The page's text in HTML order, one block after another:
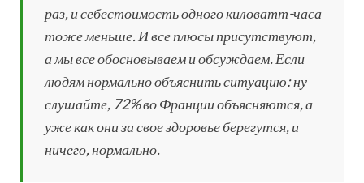
раз, и себестоимость одного киловатт-часа
тоже меньше. И все плюсы присутствуют,
а мы все обосновываем и обсуждаем. Если
людям нормально объяснить ситуацию: ну
слушайте, 72% во Франции объясняются, а
уже как они за свое здоровье берегутся, и
ничего, нормально.